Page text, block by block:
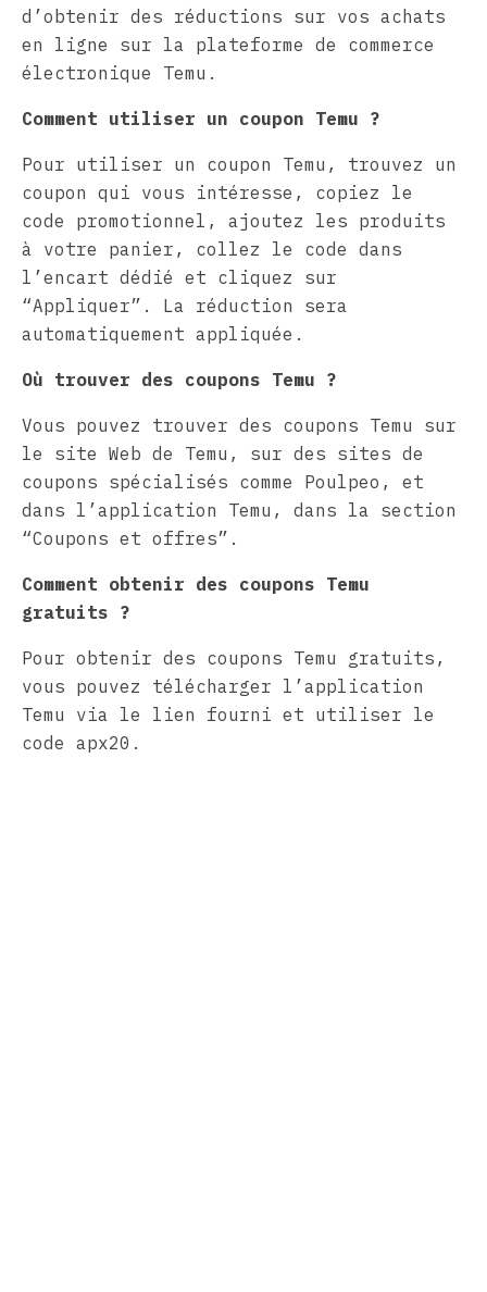
d’obtenir des réductions sur vos achats
en ligne sur la plateforme de commerce
électronique Temu.
Comment utiliser un coupon Temu ?
Pour utiliser un coupon Temu, trouvez un
coupon qui vous intéresse, copiez le
code promotionnel, ajoutez les produits
à votre panier, collez le code dans
l’encart dédié et cliquez sur
“Appliquer”. La réduction sera
automatiquement appliquée.
Où trouver des coupons Temu ?
Vous pouvez trouver des coupons Temu sur
le site Web de Temu, sur des sites de
coupons spécialisés comme Poulpeo, et
dans l’application Temu, dans la section
“Coupons et offres”.
Comment obtenir des coupons Temu
gratuits ?
Pour obtenir des coupons Temu gratuits,
vous pouvez télécharger l’application
Temu via le lien fourni et utiliser le
code apx20.